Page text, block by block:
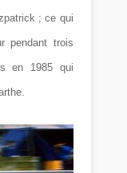
; ce qui
pendant trois
en 1985 qui